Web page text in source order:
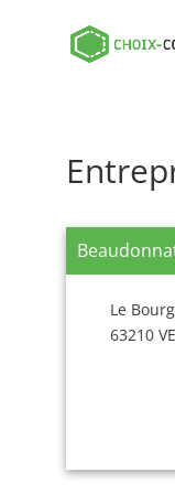
Le Bourg
63210